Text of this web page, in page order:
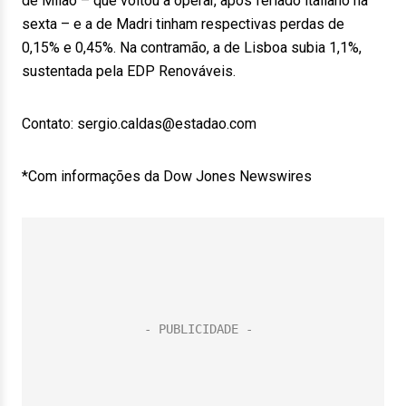
sexta – e a de Madri tinham respectivas perdas de
0,15% e 0,45%. Na contramão, a de Lisboa subia 1,1%,
sustentada pela EDP Renováveis.
Contato: sergio.caldas@estadao.com
*Com informações da Dow Jones Newswires